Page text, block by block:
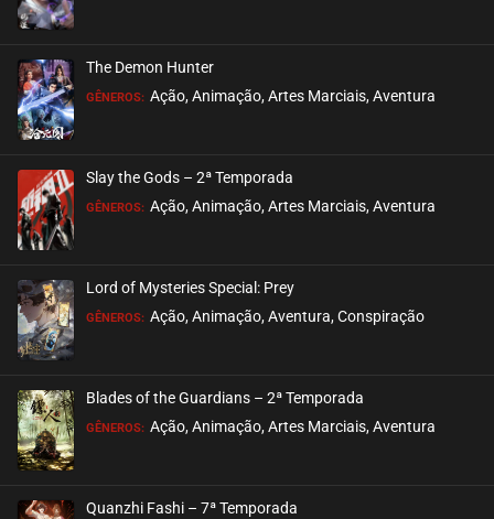
The Demon Hunter
GÊNEROS: Ação, Animação, Artes Marciais, Aventura
Slay the Gods – 2ª Temporada
GÊNEROS: Ação, Animação, Artes Marciais, Aventura
Lord of Mysteries Special: Prey
GÊNEROS: Ação, Animação, Aventura, Conspiração
Blades of the Guardians – 2ª Temporada
GÊNEROS: Ação, Animação, Artes Marciais, Aventura
Quanzhi Fashi – 7ª Temporada